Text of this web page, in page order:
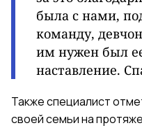
была с нами,
команду,
им нужен был
наставление.
Также специалист
своей семьи на